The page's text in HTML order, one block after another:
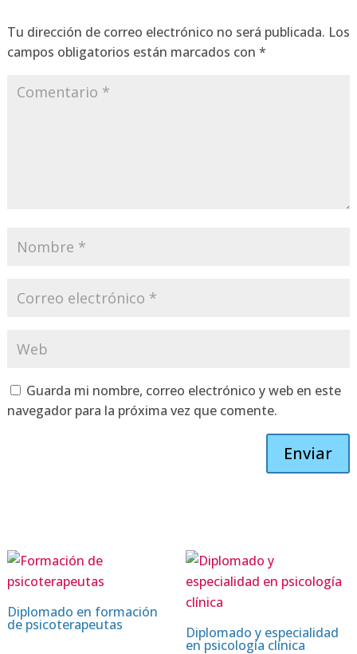
Tu dirección de correo electrónico no será publicada. Los
campos obligatorios están marcados con *
Guarda mi nombre, correo electrónico y web en este
navegador para la próxima vez que comente.
Enviar
Diplomado en formación
de psicoterapeutas Diplomado y especialidad
en psicología clínica